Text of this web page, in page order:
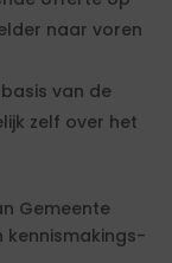
naar voren
van de
zelf over het
Gemeente
kennismakings-